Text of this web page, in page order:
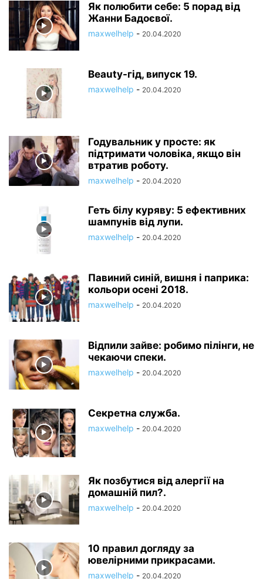
Як полюбити себе: 5 порад від
Жанни Бадоєвої.
maxwelhelp - 20.04.2020
Beauty-гід, випуск 19.
maxwelhelp - 20.04.2020
Годувальник у просте: як
підтримати чоловіка, якщо він
втратив роботу.
maxwelhelp - 20.04.2020
Геть білу куряву: 5 ефективних
шампунів від лупи.
maxwelhelp - 20.04.2020
Павиний синій, вишня і паприка:
кольори осені 2018.
maxwelhelp - 20.04.2020
Відпили зайве: робимо пілінги, не
чекаючи спеки.
maxwelhelp - 20.04.2020
Секретна служба.
maxwelhelp - 20.04.2020
Як позбутися від алергії на
домашній пил?.
maxwelhelp - 20.04.2020
10 правил догляду за
ювелірними прикрасами.
maxwelhelp - 20.04.2020